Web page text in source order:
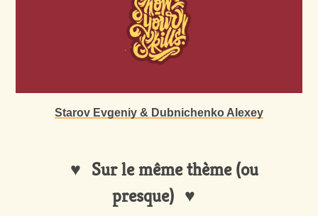
Starov Evgeniy & Dubnichenko Alexey
Sur le même thème (ou
presque)